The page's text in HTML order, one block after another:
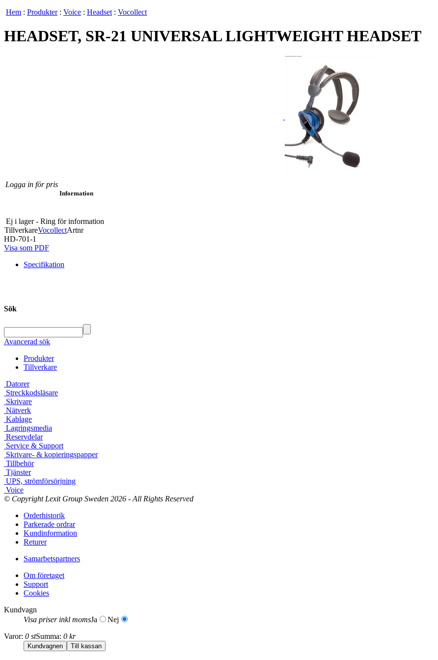
Hem : Produkter: Voice : Headset : Vocollect
HEADSET, SR-21 UNIVERSAL LIGHTWEIGHT HEADSET
Logga in för pris
Information
Ej i lager - Ring för information
TillverkareVocollectArtnr
HD-701-1
Visa som PDF
Specifikation
Sök
Avancerad sök
Produkter
Tillverkare
Datorer
Streckkodsläsare
Skrivare
Nätverk
Kablage
Lagringsmedia
Reservdelar
Service & Support
Skrivare- & kopieringspapper
Tillbehör
Tjänster
UPS, strömförsörjning
Voice
© Copyright Lexit Group Sweden 2026 - All Rights Reserved
Orderhistorik
Parkerade ordrar
Kundinformation
Returer
Samarbetspartners
Om företaget
Support
Cookies
Kundvagn
Visa priser inkl momsJa
Nej
Varor: 0 stSumma: 0 kr